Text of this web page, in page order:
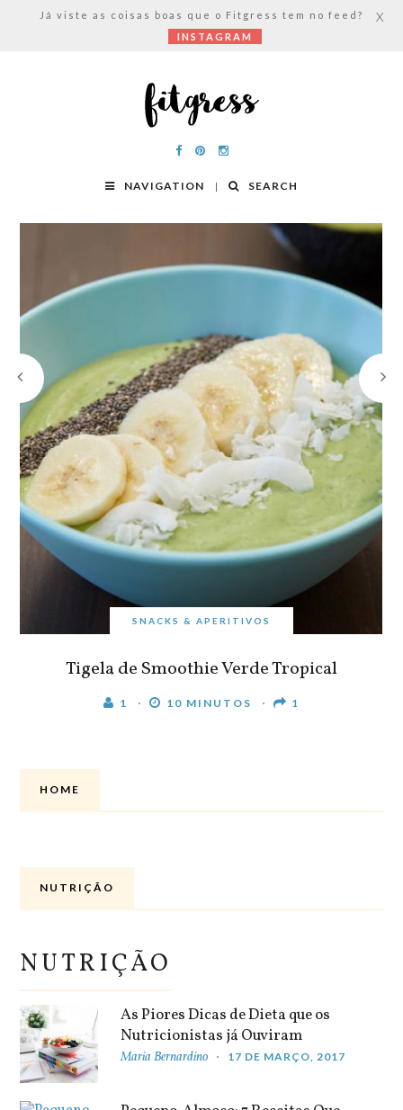
NAVIGATION SEARCH
SNACKS & APERITIVOS
Tigela de Smoothie Verde Tropical
1 10 MINUTOS 1
HOME
NUTRIÇÃO
NUTRIÇÃO
As Piores Dicas de Dieta que os
Nutricionistas já Ouviram
Maria Bernardino 17 DE MARÇO, 2017
Já viste as coisas boas que o Fitgress tem no feed?
INSTAGRAM
X